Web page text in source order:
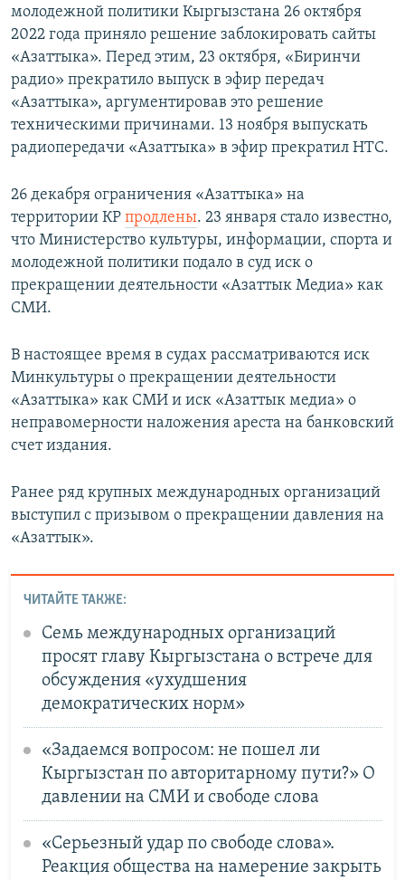
молодежной политики Кыргызстана 26 октября
2022 года приняло решение заблокировать сайты
«Азаттыка». Перед этим, 23 октября, «Биринчи
радио» прекратило выпуск в эфир передач
«Азаттыка», аргументировав это решение
техническими причинами. 13 ноября выпускать
радиопередачи «Азаттыка» в эфир прекратил НТС.
26 декабря ограничения «Азаттыка» на
территории КР продлены. 23 января стало известно,
что Министерство культуры, информации, спорта и
молодежной политики подало в суд иск о
прекращении деятельности «Азаттык Медиа» как
СМИ.
В настоящее время в судах рассматриваются иск
Минкультуры о прекращении деятельности
«Азаттыка» как СМИ и иск «Азаттык медиа» о
неправомерности наложения ареста на банковский
счет издания.
Ранее ряд крупных международных организаций
выступил с призывом о прекращении давления на
«Азаттык».
ЧИТАЙТЕ ТАКЖЕ:
Семь международных организаций
просят главу Кыргызстана о встрече для
обсуждения «ухудшения
демократических норм»
«Задаемся вопросом: не пошел ли
Кыргызстан по авторитарному пути?» О
давлении на СМИ и свободе слова
«Серьезный удар по свободе слова».
Реакция общества на намерение закрыть